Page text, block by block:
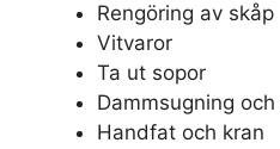
Rengöring av skåp
Vitvaror
Ta ut sopor
Dammsugning
Handfat och kran